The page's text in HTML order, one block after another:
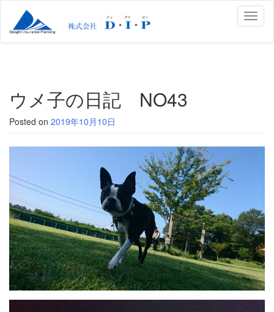
ウメ子の日記 NO43
Posted on 2019年10月10日